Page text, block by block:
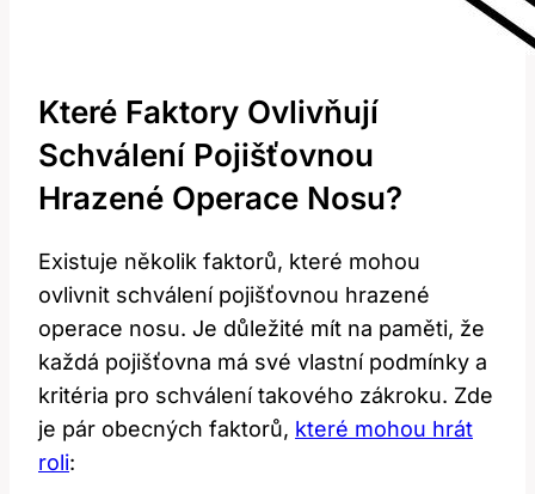
Které Faktory Ovlivňují
Schválení ⁣pojišťovnou ​
Hrazené​ Operace Nosu?
Existuje‌ několik​ faktorů, které mohou
ovlivnit schválení pojišťovnou hrazené
operace nosu. ‌Je důležité mít na paměti,‌ že
každá pojišťovna ⁤má‍ své ‌vlastní⁢ podmínky a
kritéria pro ⁤schválení takového zákroku. Zde
je pár obecných faktorů, které mohou hrát
roli: